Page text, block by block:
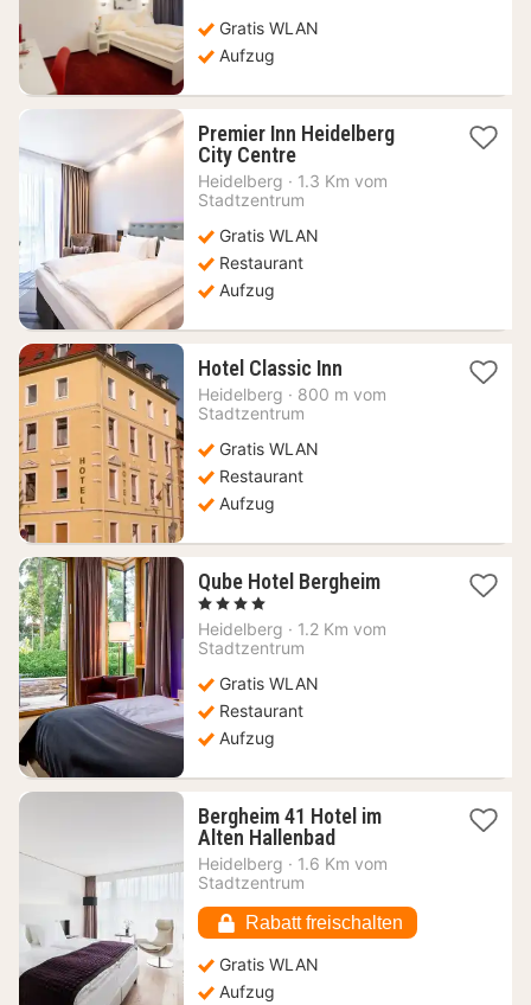
Gratis WLAN
Aufzug
Premier Inn Heidelberg
City Centre1
Nacht
ab
€
Heidelberg · 1.3 Km vom
Stadtzentrum
Gratis WLAN
Restaurant
Aufzug
Hotel Classic Inn1
Nacht
Heidelberg · 800 m vom
Stadtzentrum
Gratis WLAN
Restaurant
Aufzug
Qube Hotel Bergheim1
ab
, 4 Sterne
Heidelberg · 1.2 Km vom
Stadtzentrum
Gratis WLAN
Restaurant
Aufzug
Bergheim 41 Hotel im
Alten Hallenbad1
Nacht
€
Heidelberg · 1.6 Km vom
Stadtzentrum
Rabatt freischalten
Gratis WLAN
Aufzug